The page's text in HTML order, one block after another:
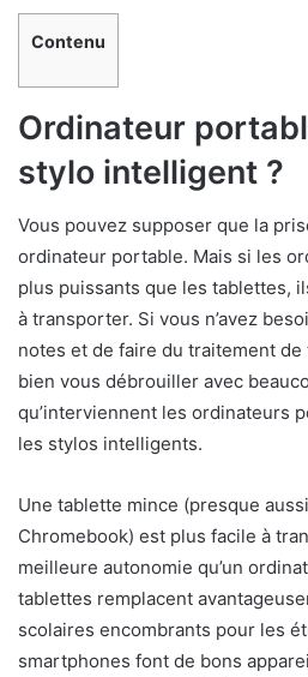
Contenu
Ordinateur
stylo intelligent ?
Vous pouvez supposer que la
ordinateur portable. Mais si les
plus puissants que les tablettes,
à transporter. Si vous n’avez
notes et de faire du traitement
bien vous débrouiller avec
qu’interviennent les ordinateurs
les stylos intelligents.
Une tablette mince (presque
Chromebook) est plus facile à
meilleure autonomie qu’un
tablettes remplacent
scolaires encombrants pour les
smartphones font de bons